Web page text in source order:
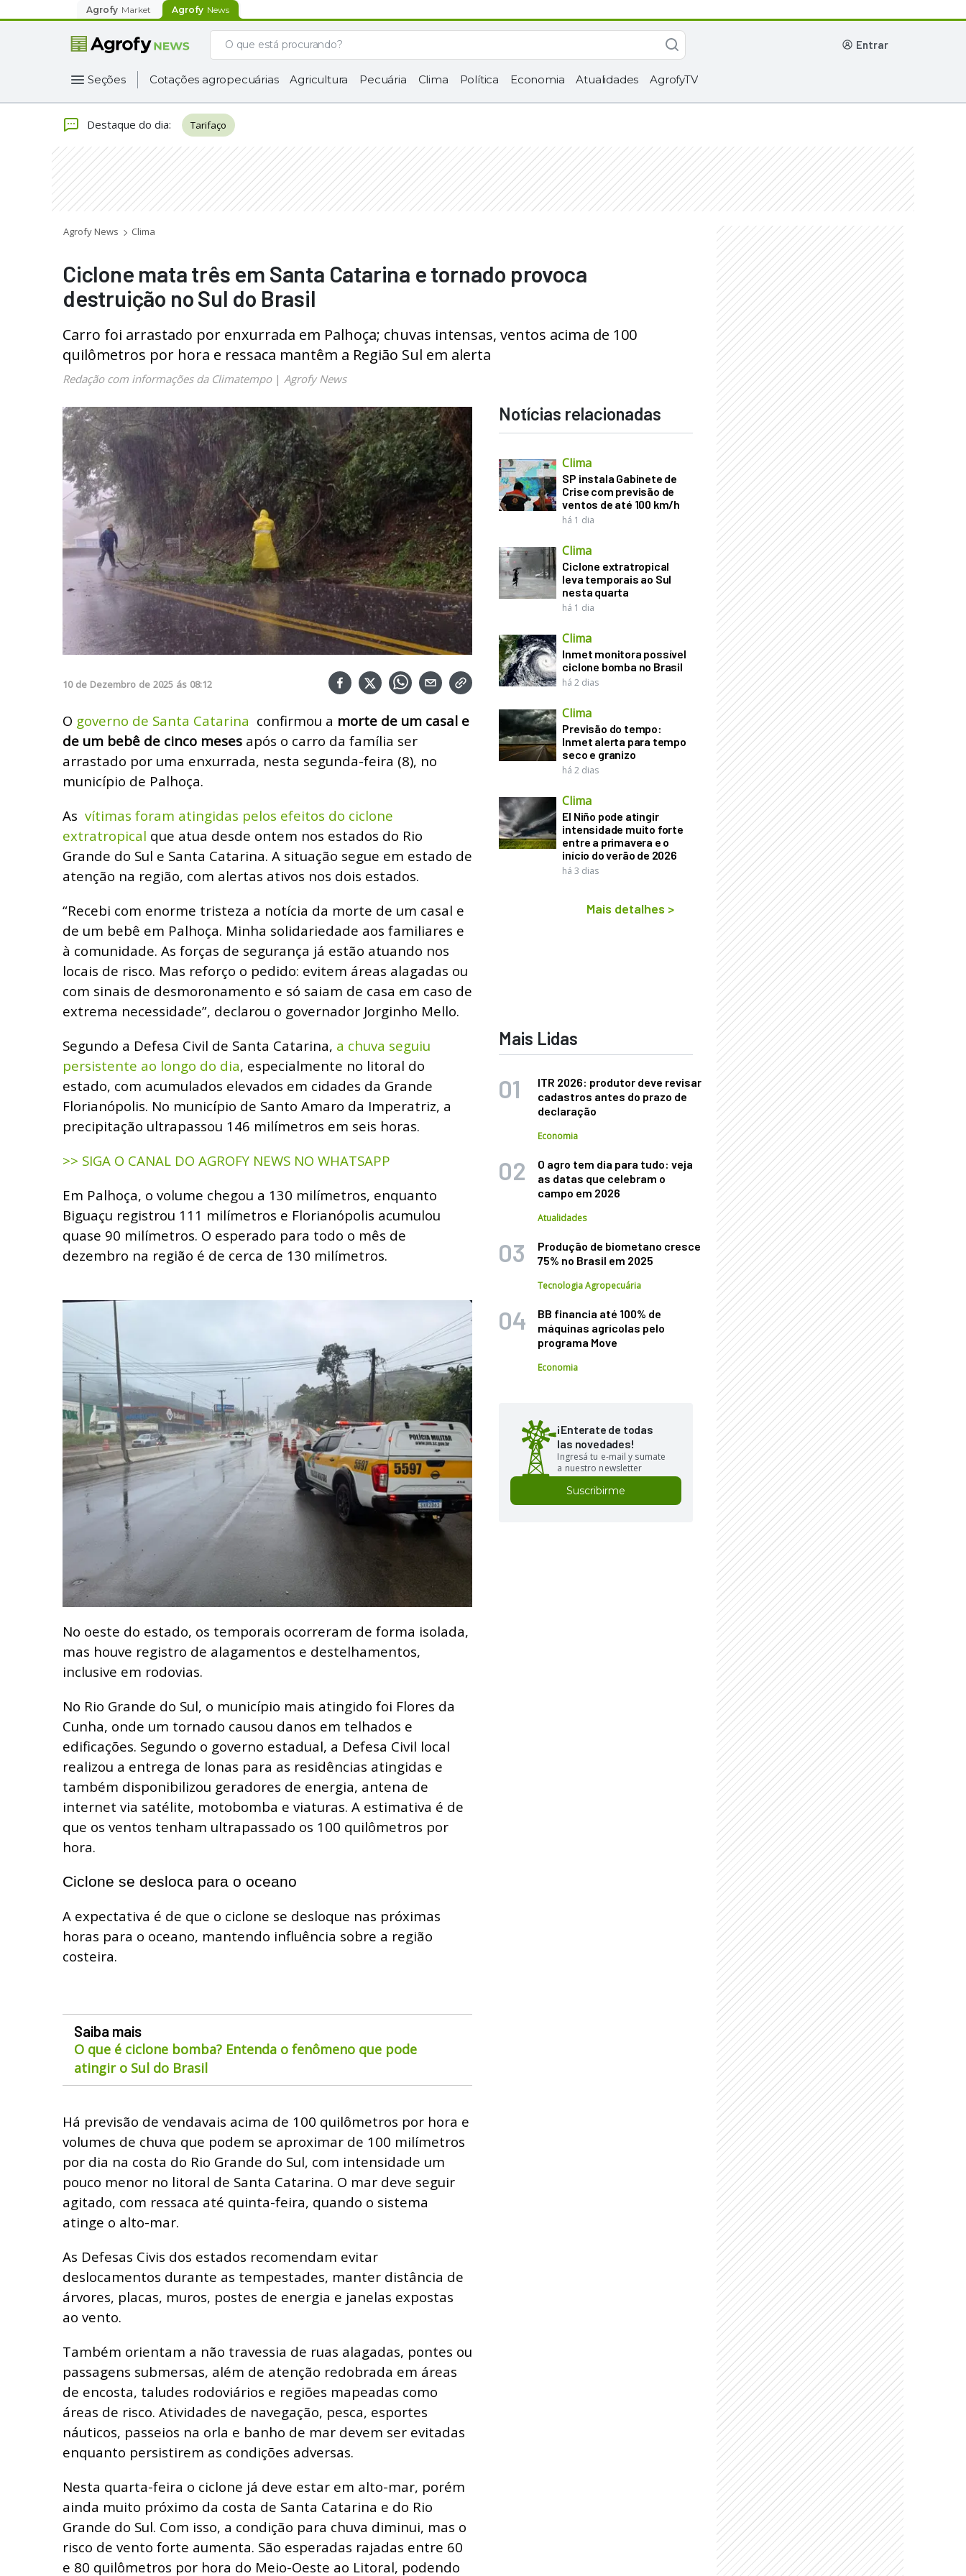
Agrofy Market Agrofy News
entrar
Seções Cotações agropecuárias Agricultura Pecuária Clima Política Economia Atualidades AgrofyTV
Destaque do dia: Tarifaço
Agrofy News Clima
Ciclone mata três em Santa Catarina e tornado provoca
destruição no Sul do Brasil
Carro foi arrastado por enxurrada em Palhoça; chuvas intensas, ventos acima de 100
quilômetros por hora e ressaca mantêm a Região Sul em alerta
Redação com informações da Climatempo| Agrofy News
10 de Dezembro de 2025 ás 08:12
O governo de Santa Catarina confirmou a morte de um casal e
de um bebê de cinco meses após o carro da família ser
arrastado por uma enxurrada, nesta segunda-feira (8), no
município de Palhoça.
As vítimas foram atingidas pelos efeitos do ciclone
extratropical que atua desde ontem nos estados do Rio
Grande do Sul e Santa Catarina. A situação segue em estado de
atenção na região, com alertas ativos nos dois estados.
“Recebi com enorme tristeza a notícia da morte de um casal e
de um bebê em Palhoça. Minha solidariedade aos familiares e
à comunidade. As forças de segurança já estão atuando nos
locais de risco. Mas reforço o pedido: evitem áreas alagadas ou
com sinais de desmoronamento e só saiam de casa em caso de
extrema necessidade”, declarou o governador Jorginho Mello.
Segundo a Defesa Civil de Santa Catarina, a chuva seguiu
persistente ao longo do dia, especialmente no litoral do
estado, com acumulados elevados em cidades da Grande
Florianópolis. No município de Santo Amaro da Imperatriz, a
precipitação ultrapassou 146 milímetros em seis horas.
>> SIGA O CANAL DO AGROFY NEWS NO WHATSAPP
Em Palhoça, o volume chegou a 130 milímetros, enquanto
Biguaçu registrou 111 milímetros e Florianópolis acumulou
quase 90 milímetros. O esperado para todo o mês de
dezembro na região é de cerca de 130 milímetros.
No oeste do estado, os temporais ocorreram de forma isolada,
mas houve registro de alagamentos e destelhamentos,
inclusive em rodovias.
No Rio Grande do Sul, o município mais atingido foi Flores da
Cunha, onde um tornado causou danos em telhados e
edificações. Segundo o governo estadual, a Defesa Civil local
realizou a entrega de lonas para as residências atingidas e
também disponibilizou geradores de energia, antena de
internet via satélite, motobomba e viaturas. A estimativa é de
que os ventos tenham ultrapassado os 100 quilômetros por
hora.
Ciclone se desloca para o oceano
A expectativa é de que o ciclone se desloque nas próximas
horas para o oceano, mantendo influência sobre a região
costeira.
Saiba mais
O que é ciclone bomba? Entenda o fenômeno que pode
atingir o Sul do Brasil
Há previsão de vendavais acima de 100 quilômetros por hora e
volumes de chuva que podem se aproximar de 100 milímetros
por dia na costa do Rio Grande do Sul, com intensidade um
pouco menor no litoral de Santa Catarina. O mar deve seguir
agitado, com ressaca até quinta-feira, quando o sistema
atinge o alto-mar.
As Defesas Civis dos estados recomendam evitar
deslocamentos durante as tempestades, manter distância de
árvores, placas, muros, postes de energia e janelas expostas
ao vento.
Também orientam a não travessia de ruas alagadas, pontes ou
passagens submersas, além de atenção redobrada em áreas
de encosta, taludes rodoviários e regiões mapeadas como
áreas de risco. Atividades de navegação, pesca, esportes
náuticos, passeios na orla e banho de mar devem ser evitadas
enquanto persistirem as condições adversas.
Nesta quarta-feira o ciclone já deve estar em alto-mar, porém
ainda muito próximo da costa de Santa Catarina e do Rio
Grande do Sul. Com isso, a condição para chuva diminui, mas o
risco de vento forte aumenta. São esperadas rajadas entre 60
e 80 quilômetros por hora do Meio-Oeste ao Litoral, podendo
Notícias relacionadas
Clima
SP instala Gabinete de
Crise com previsão de
ventos de até 100 km/h
há 1 dia
Clima
Ciclone extratropical
leva temporais ao Sul
nesta quarta
há 1 dia
Clima
Inmet monitora possível
ciclone bomba no Brasil
há 2 dias
Clima
Previsão do tempo:
Inmet alerta para tempo
seco e granizo
há 2 dias
Clima
El Niño pode atingir
intensidade muito forte
entre a primavera e o
início do verão de 2026
há 3 dias
Mais detalhes >
Mais Lidas
ITR 2026: produtor deve revisar
cadastros antes do prazo de
declaração
Economia
O agro tem dia para tudo: veja
as datas que celebram o
campo em 2026
Atualidades
Produção de biometano cresce
75% no Brasil em 2025
Tecnologia Agropecuária
BB financia até 100% de
máquinas agrícolas pelo
programa Move
Economia
¡Enterate de todas
las novedades!
Ingresá tu e-mail y sumate
a nuestro newsletter
Suscribirme